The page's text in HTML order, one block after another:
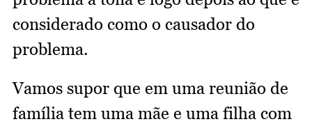
considerado como o causador do
problema.
Vamos supor que em uma reunião de
família tem uma mãe e uma filha com